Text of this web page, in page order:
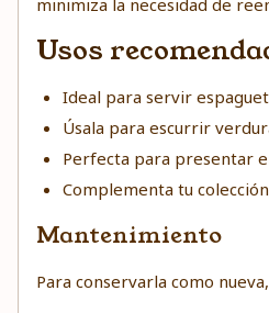
minimiza la necesidad de
Usos
Ideal para servir
Úsala para escurrir
Perfecta para presentar
Complementa tu
Mantenimiento
Para conservarla como